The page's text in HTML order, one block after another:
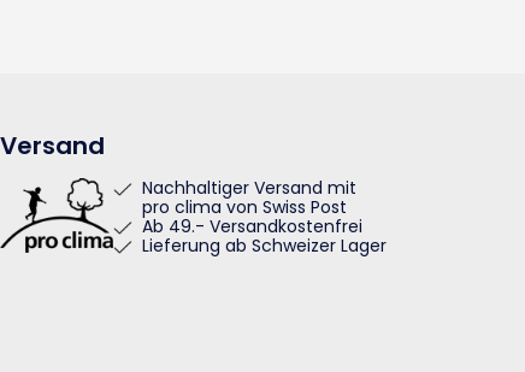
Versand
Nachhaltiger Versand mit
pro clima von Swiss Post
Ab 49.- Versandkostenfrei
Lieferung ab Schweizer Lager